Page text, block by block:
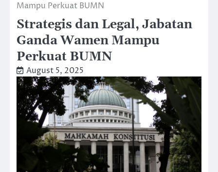
Mampu Perkuat BUMN
Strategis dan Legal, Jabatan
Ganda Wamen Mampu
Perkuat BUMN
August 5, 2025